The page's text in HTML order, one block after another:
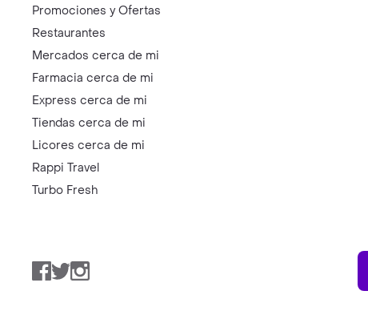
Promociones y Ofertas
Restaurantes
Mercados cerca de mi
Farmacia cerca de mi
Express cerca de mi
Tiendas cerca de mi
Licores cerca de mi
Rappi Travel
Turbo Fresh
Facebook
TwitterInstagram